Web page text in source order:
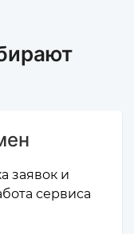
заявок и
сервиса